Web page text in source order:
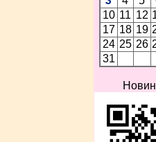
10 11 12
17 18 19
24 25 26
31